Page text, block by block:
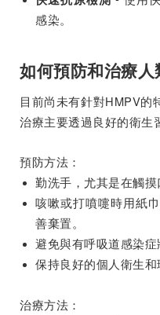
感染。
如何預防和治療人
目前尚未有針對HMPV的
治療主要透過良好的衛生
預防方法：
勤洗手，尤其是在觸摸
咳嗽或打噴嚏時用紙
善棄置。
避免與有呼吸道感染症
保持良好的個人衛生和
治療方法：